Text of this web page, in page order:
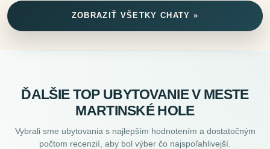
ZOBRAZIŤ VŠETKY CHATY »
ĎALŠIE TOP UBYTOVANIE V MESTE
MARTINSKÉ HOLE
Vybrali sme ubytovania s najlepším hodnotením a dostatočným
počtom recenzií, aby bol výber čo najspoľahlivejší.